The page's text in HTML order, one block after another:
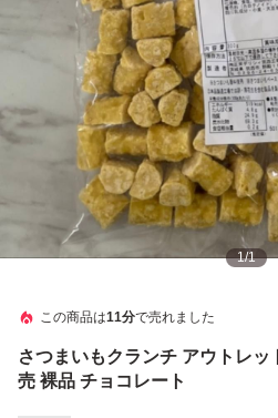
1/1
この商品は11分で売れました
さつまいもクランチ アウトレッ
売 裸品 チョコレート